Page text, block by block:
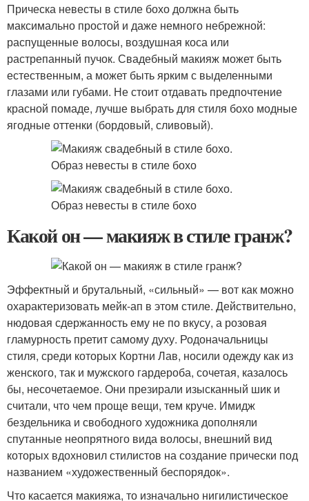
Прическа невесты в стиле бохо должна быть
максимально простой и даже немного небрежной:
распущенные волосы, воздушная коса или
растрепанный пучок. Свадебный макияж может быть
естественным, а может быть ярким с выделенными
глазами или губами. Не стоит отдавать предпочтение
красной помаде, лучше выбрать для стиля бохо модные
ягодные оттенки (бордовый, сливовый).
Какой он — макияж в стиле гранж?
Эффектный и брутальный, «сильный» — вот как можно
охарактеризовать мейк-ап в этом стиле. Действительно,
нюдовая сдержанность ему не по вкусу, а розовая
гламурность претит самому духу. Родоначальницы
стиля, среди которых Кортни Лав, носили одежду как из
женского, так и мужского гардероба, сочетая, казалось
бы, несочетаемое. Они презирали изысканный шик и
считали, что чем проще вещи, тем круче. Имидж
бездельника и свободного художника дополняли
спутанные неопрятного вида волосы, внешний вид
которых вдохновил стилистов на создание прически под
названием «художественный беспорядок».
Что касается макияжа, то изначально нигилистическое